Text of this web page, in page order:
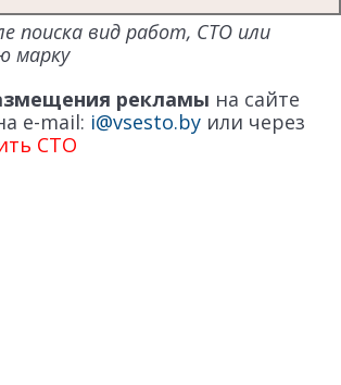
поиска вид работ, СТО или
марку
рекламы на сайте
e-mail: i@vsesto.by или через
СТО